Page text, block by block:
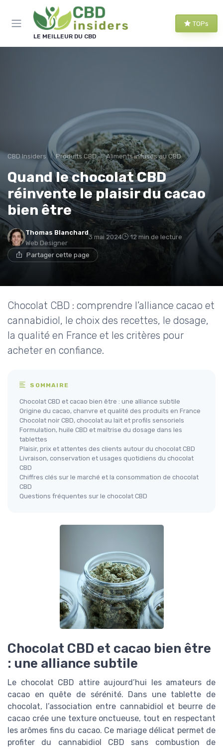
LE MEILLEUR DU CBD
TOPs
CBD Insiders Produits CBD Aliments infusés au CBD
Quand le chocolat CBD
réinvente le plaisir du cacao
bien être
Thomas Blanchard
Web Designer
3 mai 2024 12 min de lecture
Partager cette page
Chocolat CBD : comprendre l’alliance cacao et
cannabidiol, le choix des recettes, le dosage,
la qualité en France et les critères pour
acheter en confiance.
SOMMAIRE
Chocolat CBD et cacao bien être : une alliance subtile
Origine du cacao, chanvre et qualité des produits en France
Chocolat noir CBD, chocolat au lait et profils sensoriels
Formulation, huile CBD et maîtrise du dosage dans les
tablettes
Plaisir, prix et attentes des clients autour du chocolat CBD
Livraison, conservation et usages quotidiens du chocolat
CBD
Chiffres clés sur le marché et la consommation de chocolat
CBD
Questions fréquentes sur le chocolat CBD
Chocolat CBD et cacao bien être
: une alliance subtile
Le chocolat CBD attire aujourd’hui les amateurs de
cacao en quête de sérénité. Dans une tablette de
chocolat, l’association entre cannabidiol et beurre de
cacao crée une texture onctueuse, tout en respectant
les arômes fins du cacao. Ce mariage délicat permet de
profiter du cannabidiol CBD sans combustion de
Panneau de gestion des cookies